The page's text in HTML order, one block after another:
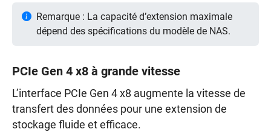
Remarque : La capacité d’extension maximale
dépend des spécifications du modèle de NAS.
PCIe Gen 4 x8 à grande vitesse
L’interface PCIe Gen 4 x8 augmente la vitesse de
transfert des données pour une extension de
stockage fluide et efficace.